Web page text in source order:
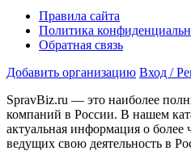
Правила сайта
Политика
Обратная связь
Добавить организацию Вход /
SpravBiz.ru — это наиболее
компаний в России. В нашем
актуальная информация о
ведущих свою деятельность в